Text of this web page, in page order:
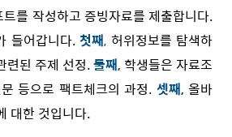
를 작성하고 증빙자료를 제출합니다.
들어갑니다. 첫째, 허위정보를 탐색하
련된 주제 선정.둘째, 학생들은 자료조
등으로 팩트체크의 과정. 셋째, 올바
대한 것입니다.